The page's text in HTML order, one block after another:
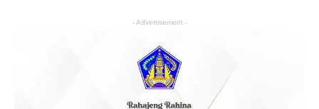
- Advertisement -